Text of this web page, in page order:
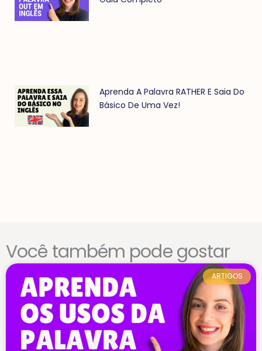
Aprenda A Palavra RATHER E Saia Do
Básico De Uma Vez!
Você também pode gostar
ARTIGOS